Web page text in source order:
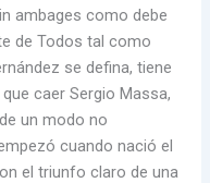
ambages como debe
de Todos tal como
se defina, tiene
caer Sergio Massa,
un modo no
cuando nació el
el triunfo claro de una